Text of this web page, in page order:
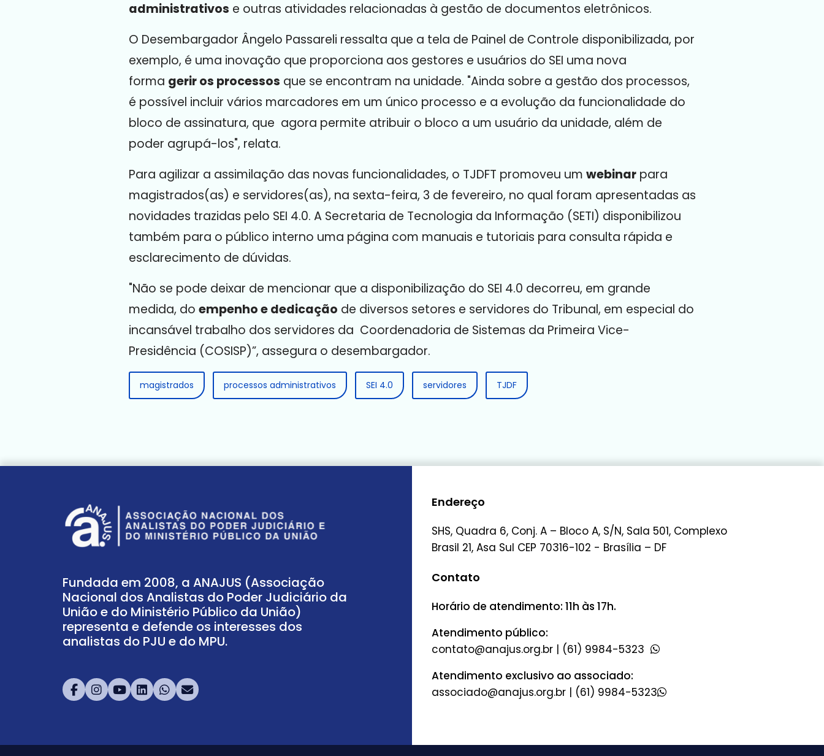
administrativos e outras atividades relacionadas à gestão de documentos eletrônicos.
O Desembargador Ângelo Passareli ressalta que a tela de Painel de Controle disponibilizada, por
exemplo, é uma inovação que proporciona aos gestores e usuários do SEI uma nova
forma gerir os processos que se encontram na unidade. "Ainda sobre a gestão dos processos,
é possível incluir vários marcadores em um único processo e a evolução da funcionalidade do
bloco de assinatura, que agora permite atribuir o bloco a um usuário da unidade, além de
poder agrupá-los", relata.
Para agilizar a assimilação das novas funcionalidades, o TJDFT promoveu um webinarpara
magistrados(as) e servidores(as), na sexta-feira, 3 de fevereiro, no qual foram apresentadas as
novidades trazidas pelo SEI 4.0. A Secretaria de Tecnologia da Informação (SETI) disponibilizou
também para o público interno uma página com manuais e tutoriais para consulta rápida e
esclarecimento de dúvidas.
"Não se pode deixar de mencionar que a disponibilização do SEI 4.0 decorreu, em grande
medida, do empenho e dedicação de diversos setores e servidores do Tribunal, em especial do
incansável trabalho dos servidores da Coordenadoria de Sistemas da Primeira Vice-
Presidência (COSISP)”, assegura o desembargador.
magistrados processos administrativos SEI 4.0 servidores TJDF
Fundada em 2008, a ANAJUS (Associação
Nacional dos Analistas do Poder Judiciário da
União e do Ministério Público da União)
representa e defende os interesses dos
analistas do PJU e do MPU.
Endereço
SHS, Quadra 6, Conj. A – Bloco A, S/N, Sala 501, Complexo
Brasil 21, Asa Sul CEP 70316-102 - Brasília – DF
Contato
Horário de atendimento: 11h às 17h.
Atendimento público:
| (61) 9984-5323
Atendimento exclusivo ao associado:
| (61) 9984-5323